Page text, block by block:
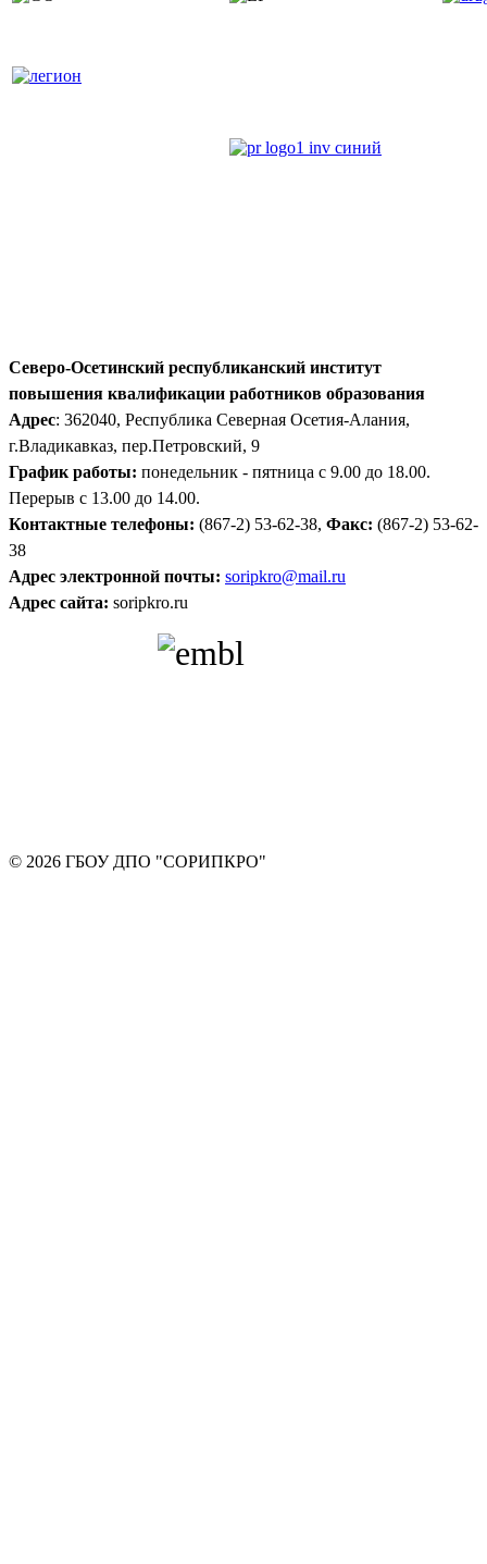
Северо-Осетинский республиканский институт
повышения квалификации работников образования
Адрес: 362040, Республика Северная Осетия-Алания,
г.Владикавказ, пер.Петровский, 9
График работы: понедельник - пятница с 9.00 до 18.00.
Перерыв с 13.00 до 14.00.
Контактные телефоны: (867-2) 53-62-38, Факс: (867-2) 53-62-
38
Адрес электронной почты: soripkro@mail.ru
Адрес сайта: soripkro.ru
© 2026 ГБОУ ДПО "СОРИПКРО"